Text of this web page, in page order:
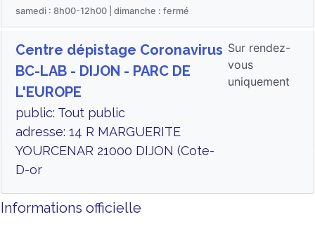
samedi : 8h00-12h00 | dimanche : fermé
Centre dépistage Coronavirus
BC-LAB - DIJON - PARC DE
L'EUROPE
public: Tout public
adresse: 14 R MARGUERITE
YOURCENAR 21000 DIJON (Cote-
D-or
Sur rendez-
vous
uniquement
Informations officielle